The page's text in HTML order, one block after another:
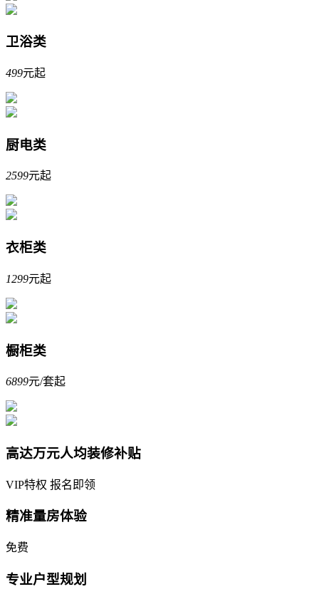
卫浴类
499元起
厨电类
2599元起
衣柜类
1299元起
橱柜类
6899元/套起
高达万元人均装修补贴
VIP特权 报名即领
精准量房体验
免费
专业户型规划